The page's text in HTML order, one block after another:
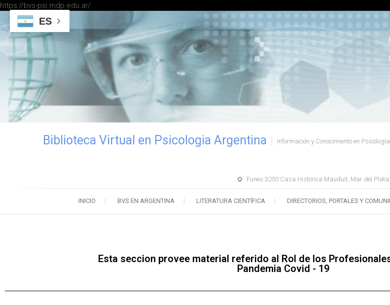
https://bvs-psi.mdp.edu.ar/
Biblioteca Virtual en Psicologia Argentina Información y Conocimiento en
Funes 3250 Casa Historica Mauduit, Mar del
INICIO BVS EN ARGENTINA LITERATURA CIENTÍFICA DIRECTORIOS, PORTALES Y
Esta seccion provee material referido al Rol de los
Pandemia Covid - 19
ES